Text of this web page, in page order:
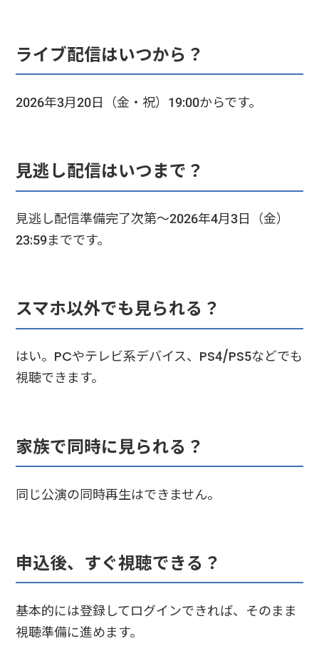
ライブ配信はいつから？
2026年3月20日（金・祝）19:00からです。
見逃し配信はいつまで？
見逃し配信準備完了次第〜2026年4月3日（金）
23:59までです。
スマホ以外でも見られる？
はい。PCやテレビ系デバイス、PS4/PS5などでも
視聴できます。
家族で同時に見られる？
同じ公演の同時再生はできません。
申込後、すぐ視聴できる？
基本的には登録してログインできれば、そのまま
視聴準備に進めます。